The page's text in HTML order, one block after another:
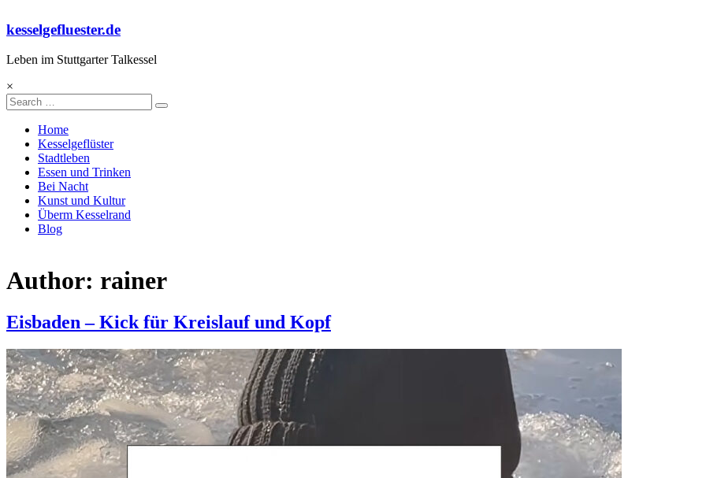
to
content
kesselgefluester.de
Leben im Stuttgarter Talkessel
×
Search
Home
Kesselgeflüster
Stadtleben
Essen und Trinken
Bei Nacht
Kunst und Kultur
Überm Kesselrand
Blog
Author: rainer
Eisbaden – Kick für Kreislauf und Kopf